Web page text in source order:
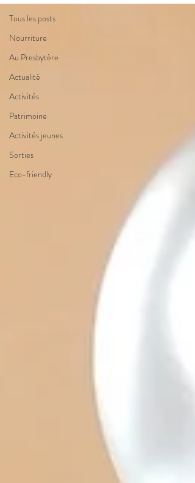
Tous les posts
Nourriture
Au Presbytère
Actualité
Activités
Patrimoine
Activités jeunes
Sorties
Eco-friendly